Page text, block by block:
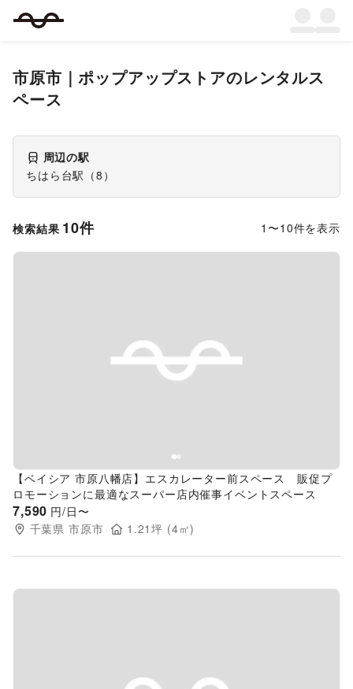
市原市 ｜ポップアップストアのレンタルス
ペース
周辺の駅
ちはら台駅 （8 ）
検索結果 10件 1 〜10件を表示
Previous slide
【ベイシア 市原八幡店】エスカレーター前スペース 販促プ
ロモーションに最適なスーパー店内催事イベントスペース
7,590 円/日〜
千葉県 市原市 1.21坪 (4㎡)